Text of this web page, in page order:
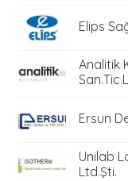
Elips
Analitik
Ersun
Unilab
Ltd.Şti.